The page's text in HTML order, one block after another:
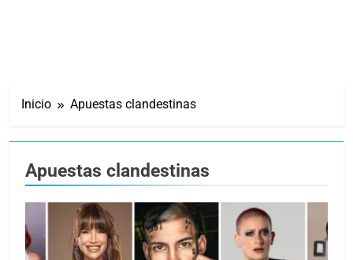
Inicio Apuestas clandestinas
Apuestas clandestinas